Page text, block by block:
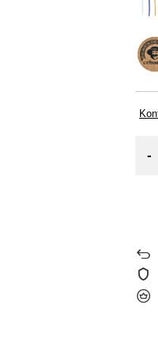
-